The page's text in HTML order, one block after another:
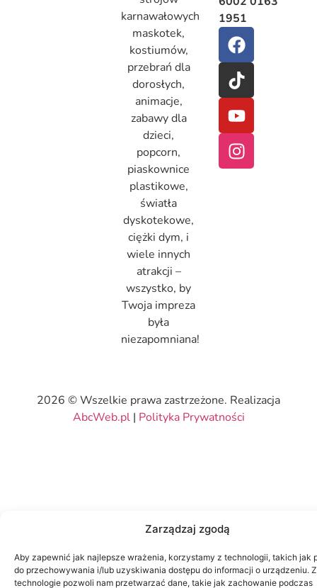
Zarządzaj zgodą
Aby zapewnić jak najlepsze wrażenia, korzystamy z technologii, takich jak
do przechowywania i/lub uzyskiwania dostępu do informacji o urządzeniu.
technologie pozwoli nam przetwarzać dane, takie jak zachowanie podczas
karnawałowych
maskotek,
kostiumów,
przebrań dla
dorosłych,
animacje,
zabawy dla
dzieci,
popcorn,
piaskownice
plastikowe,
światła
dyskotekowe,
ciężki dym, i
wiele innych
atrakcji –
wszystko, by
Twoja impreza
była
niezapomniana!
1951
2026 © Wszelkie prawa zastrzeżone. Realizacja
AbcWeb.pl| Polityka Prywatności